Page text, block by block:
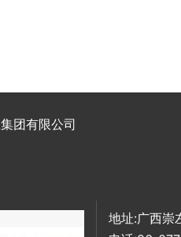
团有限公司
地址:广西崇